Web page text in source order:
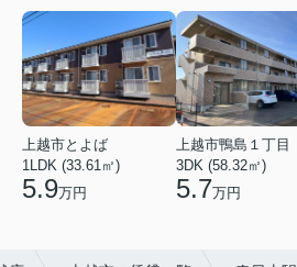
上越市とよば
1LDK (33.61㎡)
5.9万円
上越市鴨島１丁目
3DK (58.32㎡)
5.7万円